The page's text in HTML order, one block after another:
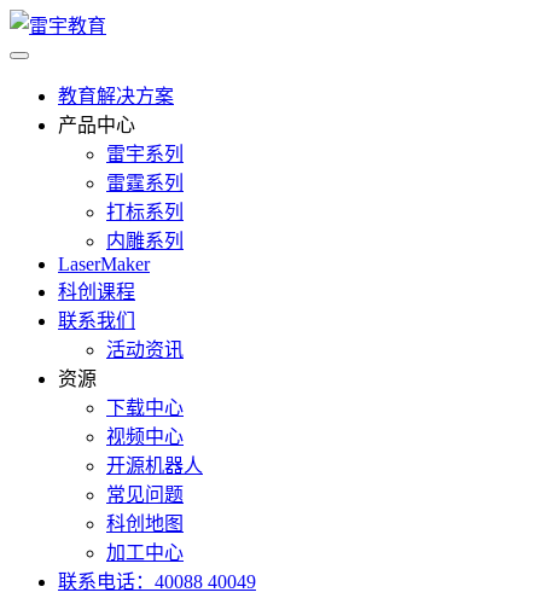
教育解决方案
产品中心
雷宇系列
雷霆系列
打标系列
内雕系列
LaserMaker
科创课程
联系我们
活动资讯
资源
下载中心
视频中心
开源机器人
常见问题
科创地图
加工中心
联系电话：40088 40049